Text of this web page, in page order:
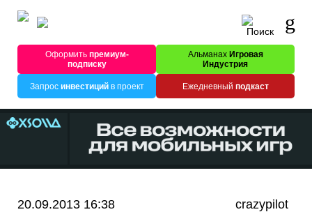
Оформитьпремиум-
подписку
Альманах Игровая
Индустрия
Запрос инвестицийв проект Ежедневный подкаст
20.09.2013 16:38 crazypilot